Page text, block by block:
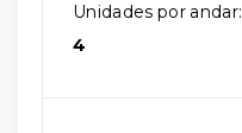
Unidades por andar:
4